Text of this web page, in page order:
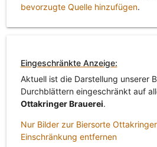
bevorzugte Quelle hinzufügen.
Eingeschränkte Anzeige:
Aktuell ist die Darstellung unserer
Durchblättern eingeschränkt auf
Ottakringer Brauerei.
Nur Bilder zur Biersorte
Einschränkung entfernen